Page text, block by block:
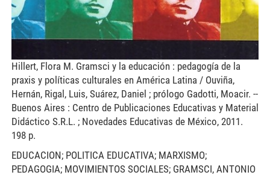
Hillert, Flora M. Gramsci y la educación : pedagogía de la
praxis y políticas culturales en América Latina / Ouviña,
Hernán, Rigal, Luis, Suárez, Daniel ; prólogo Gadotti, Moacir. --
Buenos Aires : Centro de Publicaciones Educativas y Material
Didáctico S.R.L. ; Novedades Educativas de México, 2011.
198 p.
EDUCACION; POLITICA EDUCATIVA; MARXISMO;
PEDAGOGIA; MOVIMIENTOS SOCIALES; GRAMSCI, ANTONIO